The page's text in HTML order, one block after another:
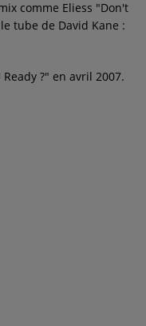
comme Eliess "Don't
tube de David Kane :
?" en avril 2007.